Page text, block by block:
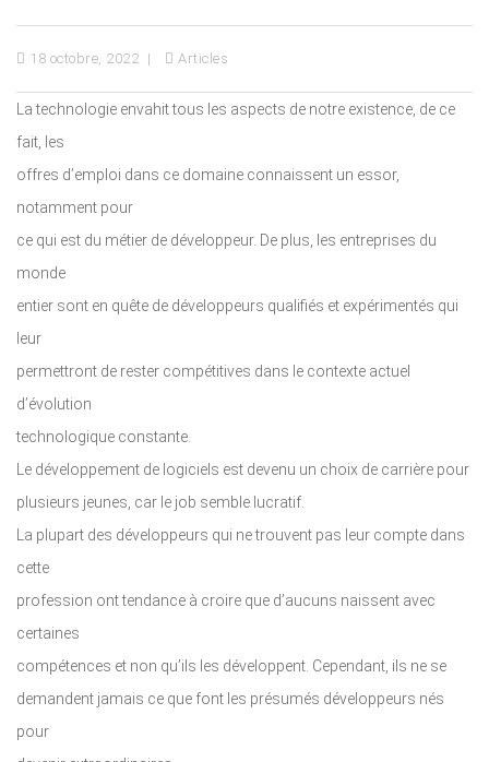
18 octobre, 2022 Articles
La technologie envahit tous les aspects de notre existence, de ce
fait, les
offres d’emploi dans ce domaine connaissent un essor,
notamment pour
ce qui est du métier de développeur. De plus, les entreprises du
monde
entier sont en quête de développeurs qualifiés et expérimentés qui
leur
permettront de rester compétitives dans le contexte actuel
d’évolution
technologique constante.
Le développement de logiciels est devenu un choix de carrière pour
plusieurs jeunes, car le job semble lucratif.
La plupart des développeurs qui ne trouvent pas leur compte dans
cette
profession ont tendance à croire que d’aucuns naissent avec
certaines
compétences et non qu’ils les développent. Cependant, ils ne se
demandent jamais ce que font les présumés développeurs nés
pour